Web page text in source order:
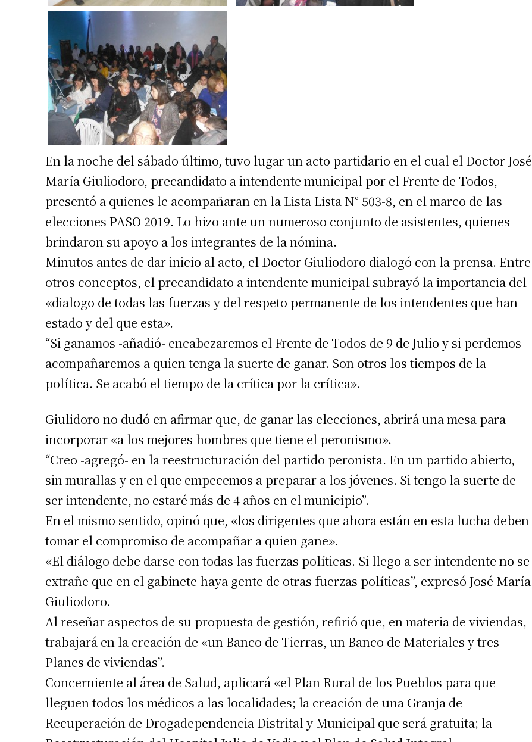
Dirección de correo electrónico
Nombre
En la noche del sábado último, tuvo lugar un acto partidario en el cual el Doctor José
María Giuliodoro, precandidato a intendente municipal por el Frente de Todos,
presentó a quienes le acompañaran en la Lista Lista N° 503-8, en el marco de las
elecciones PASO 2019. Lo hizo ante un numeroso conjunto de asistentes, quienes
brindaron su apoyo a los integrantes de la nómina.
Minutos antes de dar inicio al acto, el Doctor Giuliodoro dialogó con la prensa. Entre
otros conceptos, el precandidato a intendente municipal subrayó la importancia del
«dialogo de todas las fuerzas y del respeto permanente de los intendentes que han
estado y del que esta».
“Si ganamos -añadió- encabezaremos el Frente de Todos de 9 de Julio y si perdemos
acompañaremos a quien tenga la suerte de ganar. Son otros los tiempos de la
política. Se acabó el tiempo de la crítica por la crítica».
Giulidoro no dudó en afirmar que, de ganar las elecciones, abrirá una mesa para
incorporar «a los mejores hombres que tiene el peronismo».
“Creo -agregó- en la reestructuración del partido peronista. En un partido abierto,
sin murallas y en el que empecemos a preparar a los jóvenes. Si tengo la suerte de
ser intendente, no estaré más de 4 años en el municipio”.
En el mismo sentido, opinó que, «los dirigentes que ahora están en esta lucha deben
tomar el compromiso de acompañar a quien gane».
«El diálogo debe darse con todas las fuerzas políticas. Si llego a ser intendente no se
extrañe que en el gabinete haya gente de otras fuerzas políticas”, expresó José María
Giuliodoro.
Al reseñar aspectos de su propuesta de gestión, refirió que, en materia de viviendas,
trabajará en la creación de «un Banco de Tierras, un Banco de Materiales y tres
Planes de viviendas”.
Concerniente al área de Salud, aplicará «el Plan Rural de los Pueblos para que
lleguen todos los médicos a las localidades; la creación de una Granja de
Recuperación de Drogadependencia Distrital y Municipal que será gratuita; la